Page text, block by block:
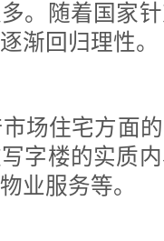
。随着国家
渐回归理性。
住宅方面的
字楼的实质
业服务等。